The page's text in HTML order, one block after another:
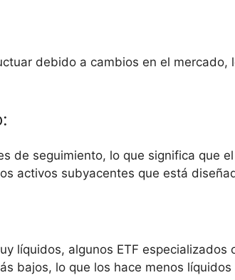
debido a cambios en el
de seguimiento, lo que significa que
activos subyacentes que está
líquidos, algunos ETF
bajos, lo que los hace menos